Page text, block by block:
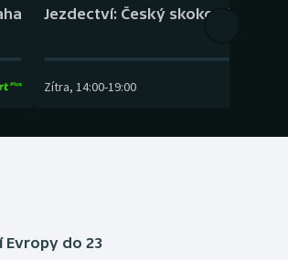
Jezdectví: Český skokový pohár
Zítra, 14:00-19:00
Evropy do 23